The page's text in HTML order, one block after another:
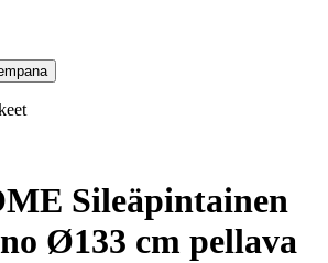
Sileäpintainen
Ø133 cm pellava